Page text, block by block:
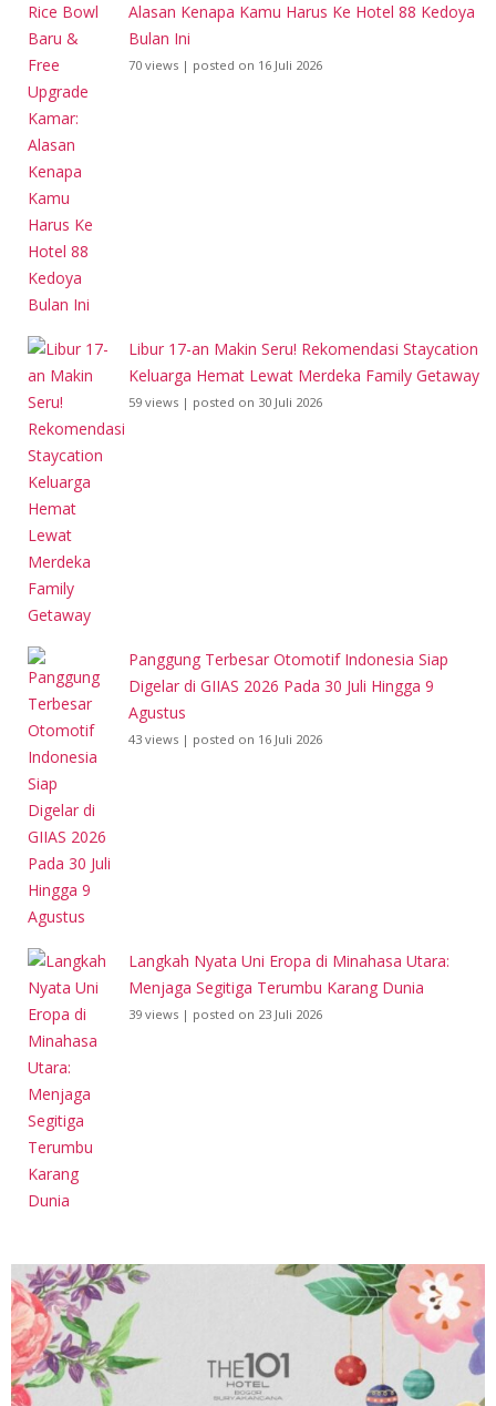
Alasan Kenapa Kamu Harus Ke Hotel 88 Kedoya
Bulan Ini
70 views | posted on 16 Juli 2026
Libur 17-an Makin Seru! Rekomendasi Staycation
Keluarga Hemat Lewat Merdeka Family Getaway
59 views | posted on 30 Juli 2026
Panggung Terbesar Otomotif Indonesia Siap
Digelar di GIIAS 2026 Pada 30 Juli Hingga 9
Agustus
43 views | posted on 16 Juli 2026
Langkah Nyata Uni Eropa di Minahasa Utara:
Menjaga Segitiga Terumbu Karang Dunia
39 views | posted on 23 Juli 2026